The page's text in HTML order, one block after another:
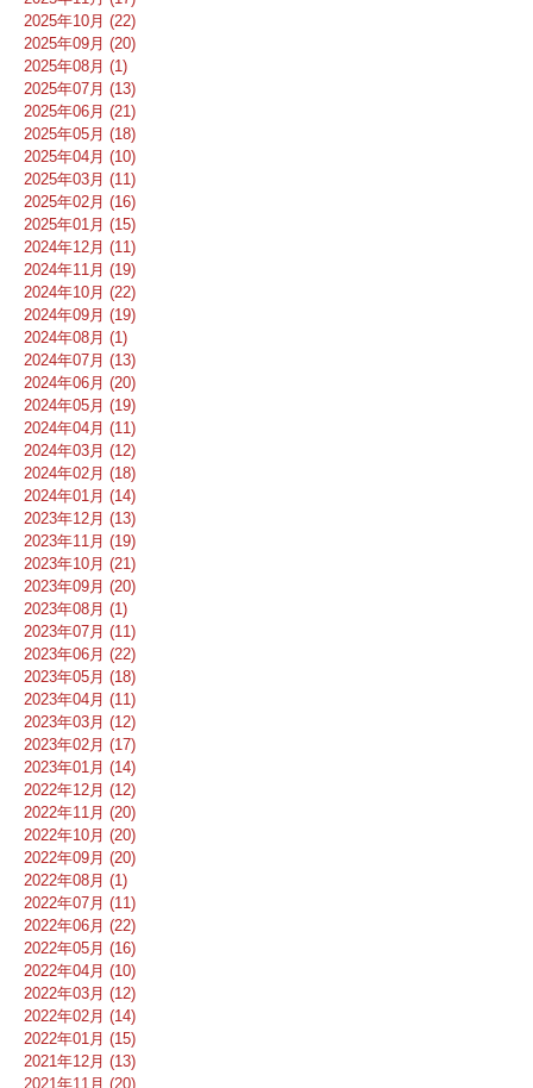
2025年10月 (22)
2025年09月 (20)
2025年08月 (1)
2025年07月 (13)
2025年06月 (21)
2025年05月 (18)
2025年04月 (10)
2025年03月 (11)
2025年02月 (16)
2025年01月 (15)
2024年12月 (11)
2024年11月 (19)
2024年10月 (22)
2024年09月 (19)
2024年08月 (1)
2024年07月 (13)
2024年06月 (20)
2024年05月 (19)
2024年04月 (11)
2024年03月 (12)
2024年02月 (18)
2024年01月 (14)
2023年12月 (13)
2023年11月 (19)
2023年10月 (21)
2023年09月 (20)
2023年08月 (1)
2023年07月 (11)
2023年06月 (22)
2023年05月 (18)
2023年04月 (11)
2023年03月 (12)
2023年02月 (17)
2023年01月 (14)
2022年12月 (12)
2022年11月 (20)
2022年10月 (20)
2022年09月 (20)
2022年08月 (1)
2022年07月 (11)
2022年06月 (22)
2022年05月 (16)
2022年04月 (10)
2022年03月 (12)
2022年02月 (14)
2022年01月 (15)
2021年12月 (13)
2021年11月 (20)